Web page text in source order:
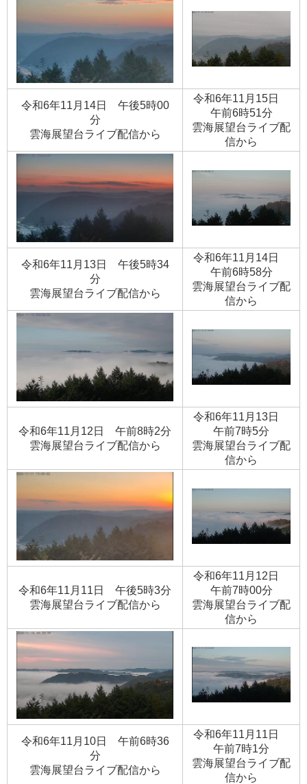
令和6年11月14日 午後5時00
分
​雲海展望台ライブ配信から
令和6年11月15日
午前6時51分
​雲海展望台ライブ配
信から
令和6年11月13日 午後5時34
分
​雲海展望台ライブ配信から
令和6年11月14日
午前6時58分
​雲海展望台ライブ配
信から
令和6年11月12日 午前8時2分
​雲海展望台ライブ配信から
令和6年11月13日
午前7時5分
​雲海展望台ライブ配
信から
令和6年11月11日 午後5時3分
​雲海展望台ライブ配信から
令和6年11月12日
午前7時00分
​雲海展望台ライブ配
信から
令和6年11月10日 午前6時36
分
​雲海展望台ライブ配信から
令和6年11月11日
午前7時1分
​雲海展望台ライブ配
信から